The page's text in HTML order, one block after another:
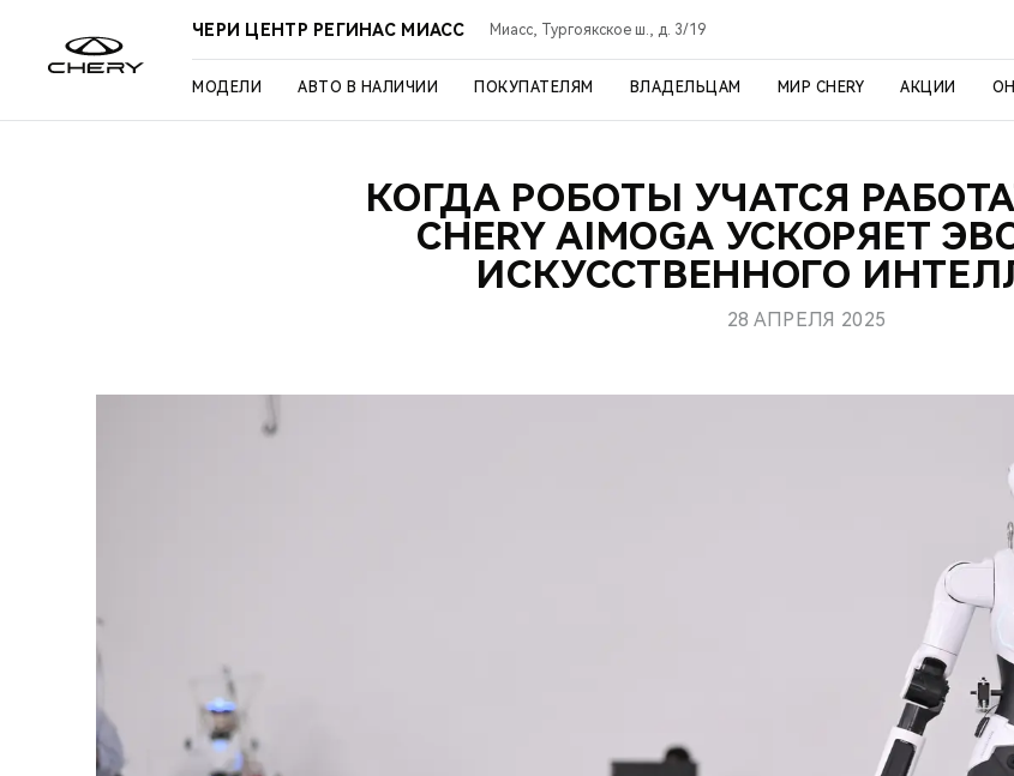
ЧЕРИ ЦЕНТР РЕГИНАС МИАСС Миасс, Тургоякское ш., д. 3/19
МОДЕЛИ АВТО В НАЛИЧИИ ПОКУПАТЕЛЯМ ВЛАДЕЛЬЦАМ МИР CHERY АКЦИИ
КОГДА РОБОТЫ УЧАТСЯ
CHERY AIMOGA УСКОРЯЕТ
ИСКУССТВЕННОГО
28 АПРЕЛЯ 2025